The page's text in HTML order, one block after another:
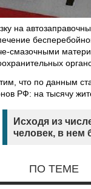
на
смазочными
что по данным
РФ: на тысячу
Исходя из
человек, в нем
ПО ТЕМЕ